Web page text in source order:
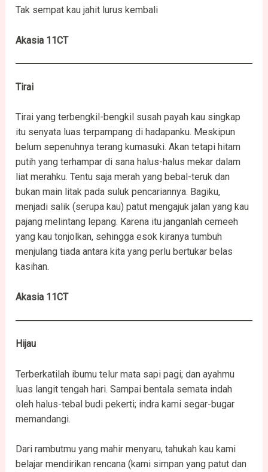
Tak sempat kau jahit lurus kembali
Akasia 11CT
Tirai
Tirai yang terbengkil-bengkil susah payah kau singkap
itu senyata luas terpampang di hadapanku. Meskipun
belum sepenuhnya terang kumasuki. Akan tetapi hitam
putih yang terhampar di sana halus-halus mekar dalam
liat merahku. Tentu saja merah yang bebal-teruk dan
bukan main litak pada suluk pencariannya. Bagiku,
menjadi salik (serupa kau) patut mengajuk jalan yang kau
pajang melintang lepang. Karena itu janganlah cemeeh
yang kau tonjolkan, sehingga esok kiranya tumbuh
menjulang tiada antara kita yang perlu bertukar belas
kasihan.
Akasia 11CT
Hijau
Terberkatilah ibumu telur mata sapi pagi; dan ayahmu
luas langit tengah hari. Sampai bentala semata indah
oleh halus-tebal budi pekerti; indra kami segar-bugar
memandangi.
Dari rambutmu yang mahir menyaru, tahukah kau kami
belajar mendirikan rencana (kami simpan yang patut dan